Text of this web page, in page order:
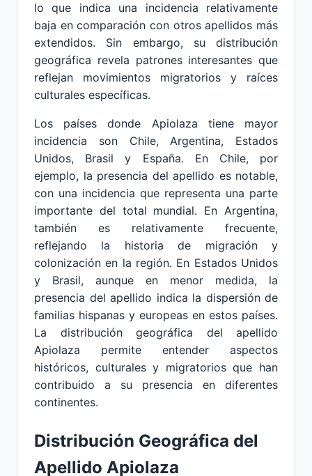
lo que indica una incidencia relativamente
baja en comparación con otros apellidos más
extendidos. Sin embargo, su distribución
geográfica revela patrones interesantes que
reflejan movimientos migratorios y raíces
culturales específicas.
Los países donde Apiolaza tiene mayor
incidencia son Chile, Argentina, Estados
Unidos, Brasil y España. En Chile, por
ejemplo, la presencia del apellido es notable,
con una incidencia que representa una parte
importante del total mundial. En Argentina,
también es relativamente frecuente,
reflejando la historia de migración y
colonización en la región. En Estados Unidos
y Brasil, aunque en menor medida, la
presencia del apellido indica la dispersión de
familias hispanas y europeas en estos países.
La distribución geográfica del apellido
Apiolaza permite entender aspectos
históricos, culturales y migratorios que han
contribuido a su presencia en diferentes
continentes.
Distribución Geográfica del
Apellido Apiolaza